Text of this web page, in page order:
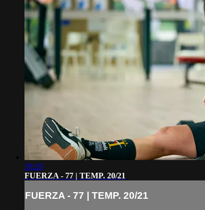
59:29
FUERZA - 77 | TEMP. 20/21
FUERZA - 77 | TEMP. 20/21